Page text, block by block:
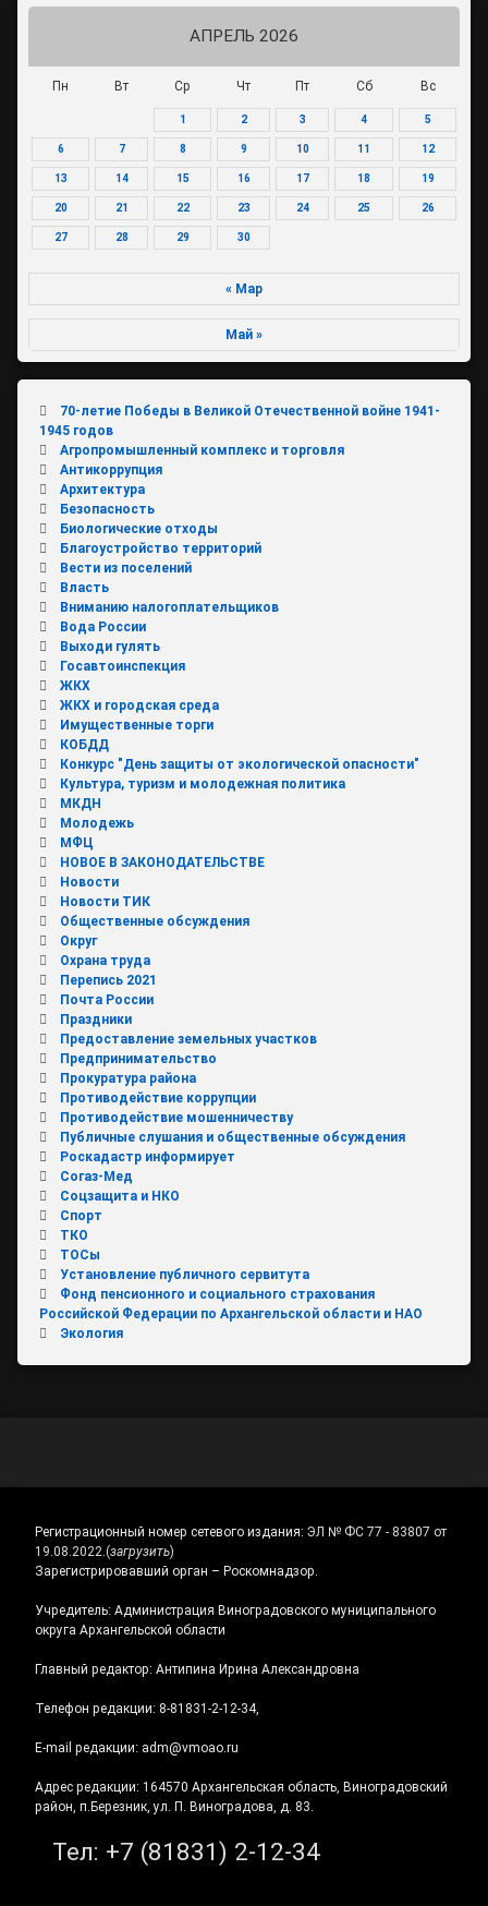
АПРЕЛЬ 2026
Пн Вт Ср Чт Пт Сб Вс
1 2 3 4 5
6 7 8 9 10 11 12
13 14 15 16 17 18 19
20 21 22 23 24 25 26
27 28 29 30
« Мар
Май »
70-летие Победы в Великой Отечественной войне 1941-
1945 годов
Агропромышленный комплекс и торговля
Антикоррупция
Архитектура
Безопасность
Биологические отходы
Благоустройство территорий
Вести из поселений
Власть
Вниманию налогоплательщиков
Вода России
Выходи гулять
Госавтоинспекция
ЖКХ
ЖКХ и городская среда
Имущественные торги
КОБДД
Конкурс "День защиты от экологической опасности"
Культура, туризм и молодежная политика
МКДН
Молодежь
МФЦ
НОВОЕ В ЗАКОНОДАТЕЛЬСТВЕ
Новости
Новости ТИК
Общественные обсуждения
Округ
Охрана труда
Перепись 2021
Почта России
Праздники
Предоставление земельных участков
Предпринимательство
Прокуратура района
Противодействие коррупции
Противодействие мошенничеству
Публичные слушания и общественные обсуждения
Роскадастр информирует
Согаз-Мед
Соцзащита и НКО
Спорт
ТКО
ТОСы
Установление публичного сервитута
Фонд пенсионного и социального страхования
Российской Федерации по Архангельской области и НАО
Экология
Регистрационный номер сетевого издания: ЭЛ № ФС 77 - 83807 от
19.08.2022.(загрузить)
Зарегистрировавший орган – Роскомнадзор.
Учредитель: Администрация Виноградовского муниципального
округа Архангельской области
Главный редактор: Антипина Ирина Александровна
Телефон редакции: 8-81831-2-12-34,
E-mail редакции: adm@vmoao.ru
Адрес редакции: 164570 Архангельская область, Виноградовский
район, п.Березник, ул. П. Виноградова, д. 83.
Тел: +7 (81831) 2-12-34